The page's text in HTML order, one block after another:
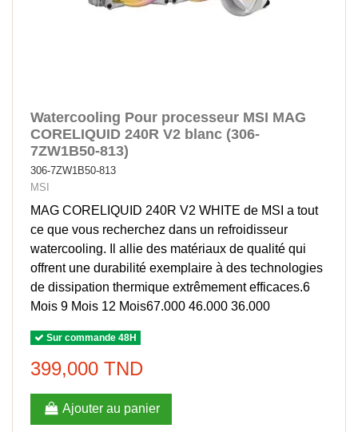
Watercooling Pour processeur MSI MAG
CORELIQUID 240R V2 blanc (306-
7ZW1B50-813)
306-7ZW1B50-813
MSI
MAG CORELIQUID 240R V2 WHITE de MSI a tout
ce que vous recherchez dans un refroidisseur
watercooling. Il allie des matériaux de qualité qui
offrent une durabilité exemplaire à des technologies
de dissipation thermique extrêmement efficaces.6
Mois 9 Mois 12 Mois67.000 46.000 36.000
Sur commande 48H
399,000 TND
Ajouter au panier